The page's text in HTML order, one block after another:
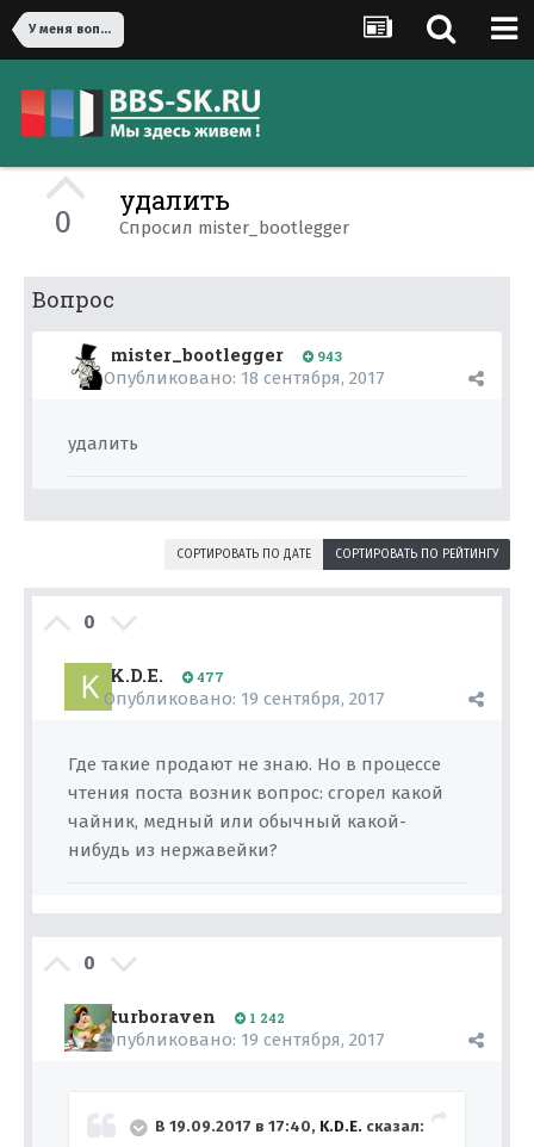
У меня вопрос!
0
удалить
Спросил mister_bootlegger
Вопрос
mister_bootlegger 943
Опубликовано: 18 сентября, 2017
удалить
СОРТИРОВАТЬ ПО РЕЙТИНГУ
СОРТИРОВАТЬ ПО ДАТЕ
0
K.D.E. 477
Опубликовано: 19 сентября, 2017
Где такие продают не знаю. Но в процессе
чтения поста возник вопрос: сгорел какой
чайник, медный или обычный какой-
нибудь из нержавейки?
0
turboraven 1 242
Опубликовано: 19 сентября, 2017
В 19.09.2017 в 17:40, K.D.E. сказал: